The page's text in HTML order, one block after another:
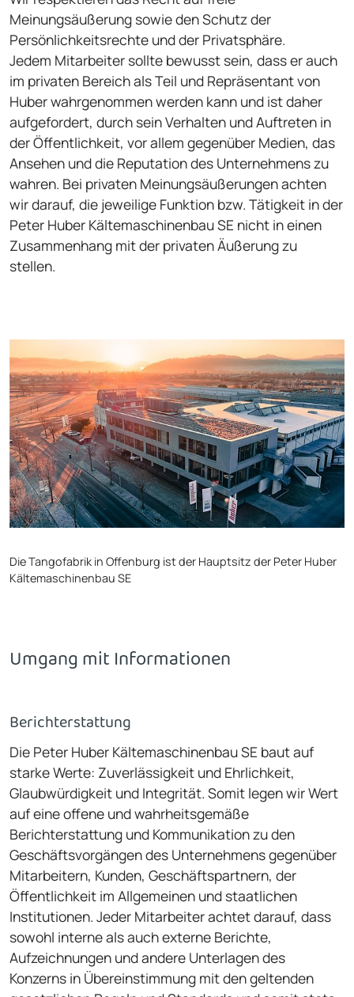
Meinungsäußerung sowie den Schutz der
Persönlichkeitsrechte und der Privatsphäre.
Jedem Mitarbeiter sollte bewusst sein, dass er auch
im privaten Bereich als Teil und Repräsentant von
Huber wahrgenommen werden kann und ist daher
aufgefordert, durch sein Verhalten und Auftreten in
der Öffentlichkeit, vor allem gegenüber Medien, das
Ansehen und die Reputation des Unternehmens zu
wahren. Bei privaten Meinungsäußerungen achten
wir darauf, die jeweilige Funk­tion bzw. Tätigkeit in der
Peter Huber Kältemaschinenbau SE nicht in einen
Zusammenhang mit der privaten Äußerung zu
stellen.
Die Tangofabrik in Offenburg ist der Hauptsitz der Peter Huber
Kältemaschinenbau SE
Umgang mit Informationen
Berichterstattung
Die Peter Huber Kältemaschinenbau SE baut auf
starke Werte: Zuverlässigkeit und Ehrlichkeit,
Glaubwürdigkeit und Integrität. Somit legen wir Wert
auf eine offene und wahrheitsgemäße
Berichterstattung und Kommunikation zu den
Geschäftsvorgängen des Unternehmens gegenüber
Mitarbeitern, Kunden, Geschäftspartnern, der
Öffentlichkeit im Allgemeinen und staatlichen
Institutionen. Jeder Mitarbeiter achtet darauf, dass
sowohl interne als auch externe Berichte,
Aufzeichnungen und andere Unterlagen des
Konzerns in Übereinstimmung mit den geltenden